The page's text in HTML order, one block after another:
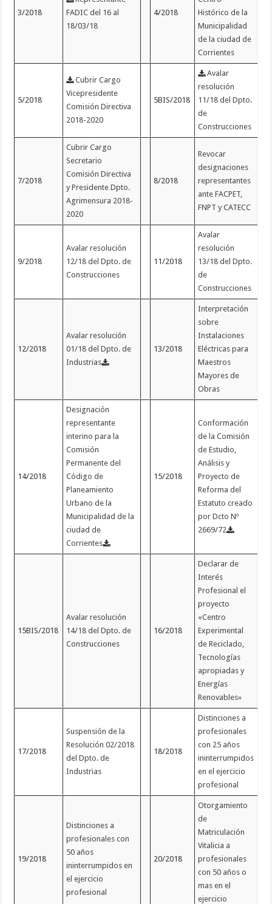
3/2018
FADIC del 16 al
18/03/18
4/2018
Histórico de la
Municipalidad
de la ciudad de
Corrientes
5/2018
Cubrir Cargo
Vicepresidente
Comisión Directiva
2018-2020
5BIS/2018
Avalar
resolución
11/18 del Dpto.
de
Construcciones
7/2018
Cubrir Cargo
Secretario
Comisión Directiva
y Presidente Dpto.
Agrimensura 2018-
2020
8/2018
Revocar
designaciones
representantes
ante FACPET,
FNPT y CATECC
9/2018
Avalar resolución
12/18 del Dpto. de
Construcciones
11/2018
Avalar
resolución
13/18 del Dpto.
de
Construcciones
12/2018
Avalar resolución
01/18 del Dpto. de
Industrias
13/2018
Interpretación
sobre
Instalaciones
Eléctricas para
Maestros
Mayores de
Obras
14/2018
Designación
representante
interino para la
Comisión
Permanente del
Código de
Planeamiento
Urbano de la
Municipalidad de la
ciudad de
Corrientes
15/2018
Conformación
de la Comisión
de Estudio,
Análisis y
Proyecto de
Reforma del
Estatuto creado
por Dcto Nº
2669/72
15BIS/2018
Avalar resolución
14/18 del Dpto. de
Construcciones
16/2018
Declarar de
Interés
Profesional el
proyecto
«Centro
Experimental
de Reciclado,
Tecnologías
apropiadas y
Energías
Renovables»
17/2018
Suspensión de la
Resolución 02/2018
del Dpto. de
Industrias
18/2018
Distinciones a
profesionales
con 25 años
ininterrumpidos
en el ejercicio
profesional
19/2018
Distinciones a
profesionales con
50 años
ininterrumpidos en
el ejercicio
profesional
20/2018
Otorgamiento
de
Matriculación
Vitalicia a
profesionales
con 50 años o
mas en el
ejercicio